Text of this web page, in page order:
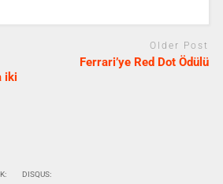
iki
Older Post
Ferrari’ye Red Dot Ödülü
DISQUS: